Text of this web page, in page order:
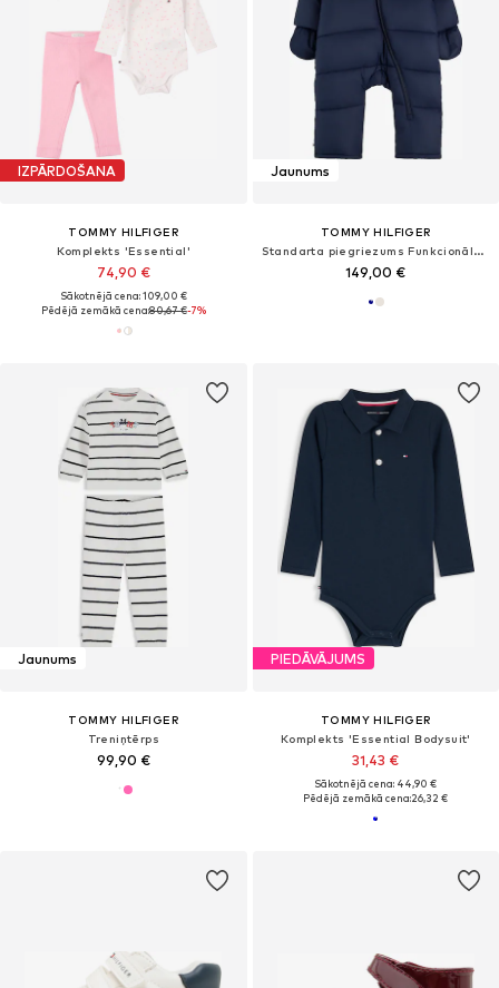
IZPĀRDOŠANA
TOMMY HILFIGER
Komplekts 'Essential'
74,90 €
Sākotnējā cena: 109,00 €
Pēdējā zemākā cena:80,67 €-7%
Jaunums
TOMMY HILFIGER
Standarta piegriezums Funkcionālais apģērbs 'ESSENTIAL'
149,00 €
Jaunums
TOMMY HILFIGER
Treniņtērps
99,90 €
PIEDĀVĀJUMS
TOMMY HILFIGER
Komplekts 'Essential Bodysuit'
31,43 €
Sākotnējā cena: 44,90 €
Pēdējā zemākā cena:26,32 €